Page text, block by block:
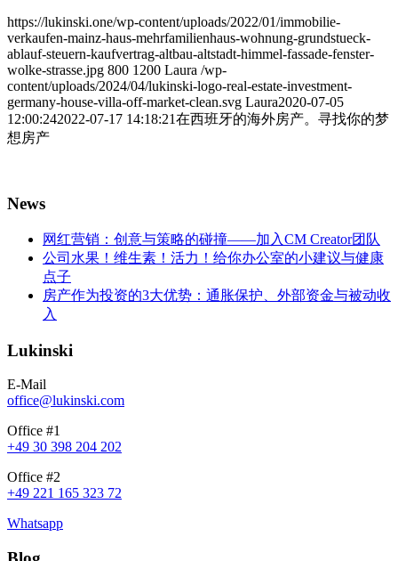
https://lukinski.one/wp-content/uploads/2022/01/immobilie-
verkaufen-mainz-haus-mehrfamilienhaus-wohnung-grundstueck-
ablauf-steuern-kaufvertrag-altbau-altstadt-himmel-fassade-fenster-
wolke-strasse.jpg 800 1200 Laura /wp-
content/uploads/2024/04/lukinski-logo-real-estate-investment-
germany-house-villa-off-market-clean.svg Laura2020-07-05
12:00:242022-07-17 14:18:21在西班牙的海外房产。寻找你的梦
想房产
News
网红营销：创意与策略的碰撞——加入CM Creator团队
公司水果！维生素！活力！给你办公室的小建议与健康
点子
房产作为投资的3大优势：通胀保护、外部资金与被动收
入
Lukinski
E-Mail
office@lukinski.com
Office #1
+49 30 398 204 202
Office #2
+49 221 165 323 72
Whatsapp